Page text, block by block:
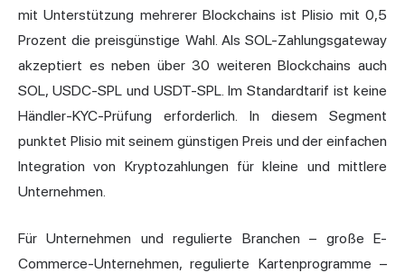
mit Unterstützung mehrerer Blockchains ist Plisio mit 0,5
Prozent die preisgünstige Wahl. Als SOL-Zahlungsgateway
akzeptiert es neben über 30 weiteren Blockchains auch
SOL, USDC-SPL und USDT-SPL. Im Standardtarif ist keine
Händler-KYC-Prüfung erforderlich. In diesem Segment
punktet Plisio mit seinem günstigen Preis und der einfachen
Integration von Kryptozahlungen für kleine und mittlere
Unternehmen.
Für Unternehmen und regulierte Branchen – große E-
Commerce-Unternehmen, regulierte Kartenprogramme –